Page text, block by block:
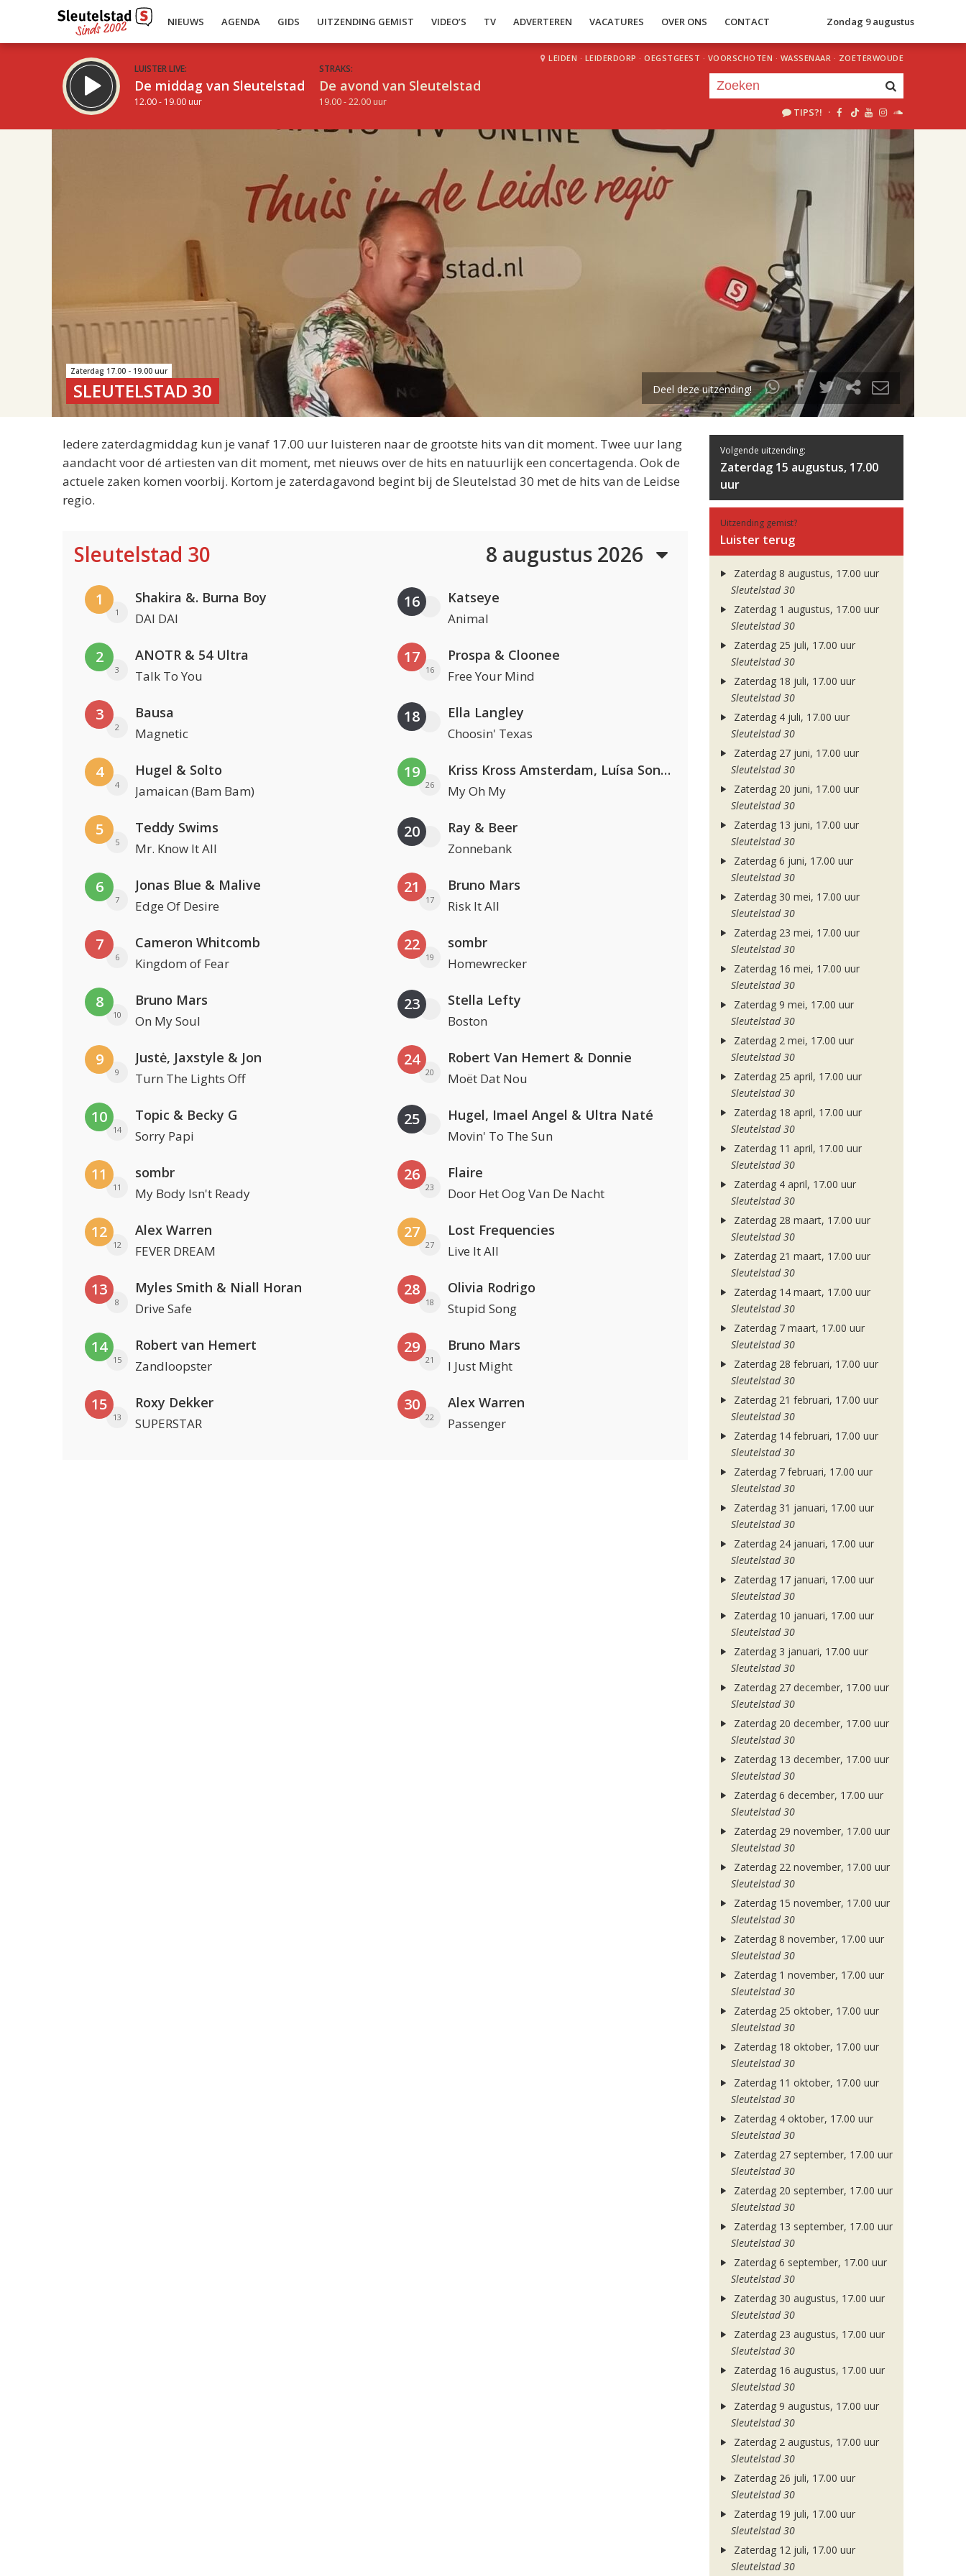
NIEUWS AGENDA GIDS UITZENDING GEMIST VIDEO’S TV ADVERTEREN VACATURES OVER ONS CONTACT Zondag 9 augustus
LUISTER LIVE:
De middag van Sleutelstad
12.00 - 19.00 uur
STRAKS:
De avond van Sleutelstad
19.00 - 22.00 uur
LEIDEN · LEIDERDORP · OEGSTGEEST · VOORSCHOTEN · WASSENAAR · ZOETERWOUDE
TIPS?! ·
uur 1 van 2
Volgend uur
Zaterdag 17.00 - 19.00 uur
SLEUTELSTAD 30 Deel deze uitzending!
Iedere zaterdagmiddag kun je vanaf 17.00 uur luisteren naar de grootste hits van dit moment. Twee uur lang
aandacht voor dé artiesten van dit moment, met nieuws over de hits en natuurlijk een concertagenda. Ook de
actuele zaken komen voorbij. Kortom je zaterdagavond begint bij de Sleutelstad 30 met de hits van de Leidse
regio.
Sleutelstad 30 8 augustus 2026
1
1
Shakira &. Burna Boy
DAI DAI
2
3
ANOTR & 54 Ultra
Talk To You
3
2
Bausa
Magnetic
4
4
Hugel & Solto
Jamaican (Bam Bam)
5
5
Teddy Swims
Mr. Know It All
6
7
Jonas Blue & Malive
Edge Of Desire
7
6
Cameron Whitcomb
Kingdom of Fear
8
10
Bruno Mars
On My Soul
9
9
Justė, Jaxstyle & Jon
Turn The Lights Off
10
14
Topic & Becky G
Sorry Papi
11
11
sombr
My Body Isn't Ready
12
12
Alex Warren
FEVER DREAM
13
8
Myles Smith & Niall Horan
Drive Safe
14
15
Robert van Hemert
Zandloopster
15
13
Roxy Dekker
SUPERSTAR
16 Katseye
Animal
17
16
Prospa & Cloonee
Free Your Mind
18 Ella Langley
Choosin' Texas
19
26
Kriss Kross Amsterdam, Luísa Sonza & Willy William
My Oh My
20 Ray & Beer
Zonnebank
21
17
Bruno Mars
Risk It All
22
19
sombr
Homewrecker
23 Stella Lefty
Boston
24
20
Robert Van Hemert & Donnie
Moët Dat Nou
25 Hugel, Imael Angel & Ultra Naté
Movin' To The Sun
26
23
Flaire
Door Het Oog Van De Nacht
27
27
Lost Frequencies
Live It All
28
18
Olivia Rodrigo
Stupid Song
29
21
Bruno Mars
I Just Might
30
22
Alex Warren
Passenger
Volgende uitzending:
Zaterdag 15 augustus, 17.00
uur
Uitzending gemist?
Luister terug
Zaterdag 8 augustus, 17.00 uur
Sleutelstad 30
Zaterdag 1 augustus, 17.00 uur
Sleutelstad 30
Zaterdag 25 juli, 17.00 uur
Sleutelstad 30
Zaterdag 18 juli, 17.00 uur
Sleutelstad 30
Zaterdag 4 juli, 17.00 uur
Sleutelstad 30
Zaterdag 27 juni, 17.00 uur
Sleutelstad 30
Zaterdag 20 juni, 17.00 uur
Sleutelstad 30
Zaterdag 13 juni, 17.00 uur
Sleutelstad 30
Zaterdag 6 juni, 17.00 uur
Sleutelstad 30
Zaterdag 30 mei, 17.00 uur
Sleutelstad 30
Zaterdag 23 mei, 17.00 uur
Sleutelstad 30
Zaterdag 16 mei, 17.00 uur
Sleutelstad 30
Zaterdag 9 mei, 17.00 uur
Sleutelstad 30
Zaterdag 2 mei, 17.00 uur
Sleutelstad 30
Zaterdag 25 april, 17.00 uur
Sleutelstad 30
Zaterdag 18 april, 17.00 uur
Sleutelstad 30
Zaterdag 11 april, 17.00 uur
Sleutelstad 30
Zaterdag 4 april, 17.00 uur
Sleutelstad 30
Zaterdag 28 maart, 17.00 uur
Sleutelstad 30
Zaterdag 21 maart, 17.00 uur
Sleutelstad 30
Zaterdag 14 maart, 17.00 uur
Sleutelstad 30
Zaterdag 7 maart, 17.00 uur
Sleutelstad 30
Zaterdag 28 februari, 17.00 uur
Sleutelstad 30
Zaterdag 21 februari, 17.00 uur
Sleutelstad 30
Zaterdag 14 februari, 17.00 uur
Sleutelstad 30
Zaterdag 7 februari, 17.00 uur
Sleutelstad 30
Zaterdag 31 januari, 17.00 uur
Sleutelstad 30
Zaterdag 24 januari, 17.00 uur
Sleutelstad 30
Zaterdag 17 januari, 17.00 uur
Sleutelstad 30
Zaterdag 10 januari, 17.00 uur
Sleutelstad 30
Zaterdag 3 januari, 17.00 uur
Sleutelstad 30
Zaterdag 27 december, 17.00 uur
Sleutelstad 30
Zaterdag 20 december, 17.00 uur
Sleutelstad 30
Zaterdag 13 december, 17.00 uur
Sleutelstad 30
Zaterdag 6 december, 17.00 uur
Sleutelstad 30
Zaterdag 29 november, 17.00 uur
Sleutelstad 30
Zaterdag 22 november, 17.00 uur
Sleutelstad 30
Zaterdag 15 november, 17.00 uur
Sleutelstad 30
Zaterdag 8 november, 17.00 uur
Sleutelstad 30
Zaterdag 1 november, 17.00 uur
Sleutelstad 30
Zaterdag 25 oktober, 17.00 uur
Sleutelstad 30
Zaterdag 18 oktober, 17.00 uur
Sleutelstad 30
Zaterdag 11 oktober, 17.00 uur
Sleutelstad 30
Zaterdag 4 oktober, 17.00 uur
Sleutelstad 30
Zaterdag 27 september, 17.00 uur
Sleutelstad 30
Zaterdag 20 september, 17.00 uur
Sleutelstad 30
Zaterdag 13 september, 17.00 uur
Sleutelstad 30
Zaterdag 6 september, 17.00 uur
Sleutelstad 30
Zaterdag 30 augustus, 17.00 uur
Sleutelstad 30
Zaterdag 23 augustus, 17.00 uur
Sleutelstad 30
Zaterdag 16 augustus, 17.00 uur
Sleutelstad 30
Zaterdag 9 augustus, 17.00 uur
Sleutelstad 30
Zaterdag 2 augustus, 17.00 uur
Sleutelstad 30
Zaterdag 26 juli, 17.00 uur
Sleutelstad 30
Zaterdag 19 juli, 17.00 uur
Sleutelstad 30
Zaterdag 12 juli, 17.00 uur
Sleutelstad 30